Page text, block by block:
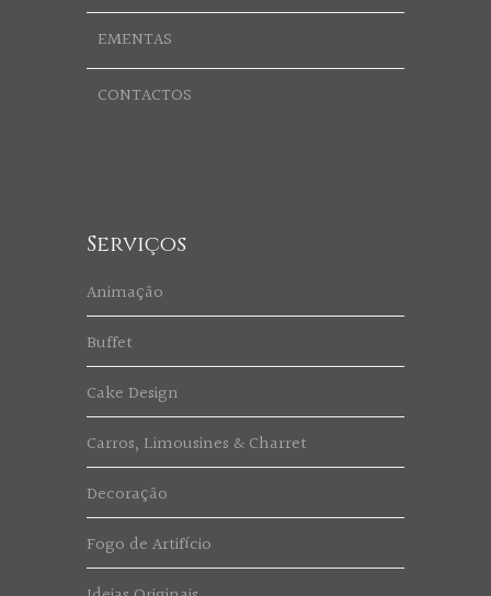
EMENTAS
CONTACTOS
Serviços
Animação
Buffet
Cake Design
Carros, Limousines & Charret
Decoração
Fogo de Artifício